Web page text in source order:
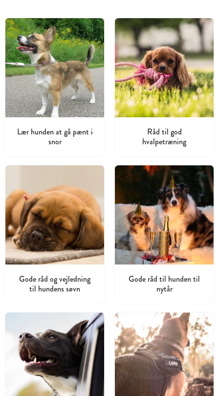
Lær hunden at gå pænt i
snor
Råd til god
hvalpetræning
Gode råd og vejledning
til hundens søvn
Gode råd til hunden til
nytår